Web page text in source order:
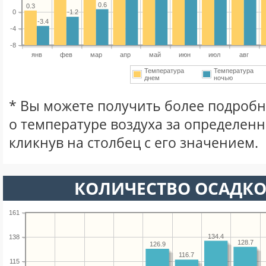
янв фев мар апр май июн июл авг
-8
-4
0
0.3
0.6
-1.2
-3.4
Температура
днем
Температура
ночью
* Вы можете получить более
о температуре воздуха за
кликнув на столбец с его значением.
КОЛИЧЕСТВО
115
138
161
128.7
134.4
116.7
126.9